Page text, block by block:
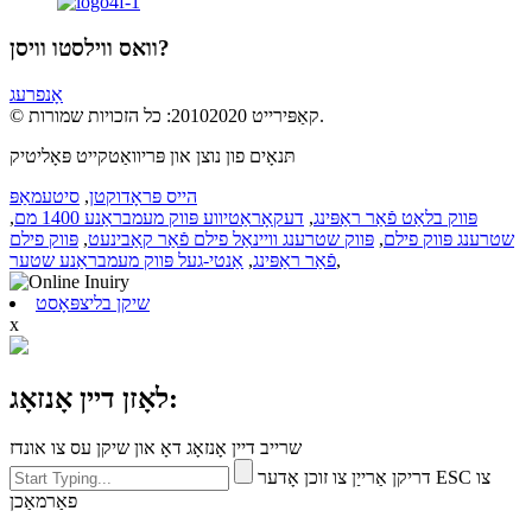
וואס ווילסטו וויסן?
אָנפרעג
© קאַפּירייט 20102020: כל הזכויות שמורות.
תּנאָים פון נוצן און פּריוואַטקייט פּאָליטיק
הייס פּראָדוקטן, סיטעמאַפּ
פּווק בלאַט פֿאַר ראַפּינג, דעקאָראַטיווע פּווק מעמבראַנע 1400 מם
,
שטרענג פּווק פילם, פּווק שטרענג וויינאַל פילם פֿאַר קאַבינעט, פּווק פילם
פֿאַר ראַפּינג, אַנטי-געל פּווק מעמבראַנע שטער ,
שיקן בליצפּאָסט
x
לאָזן דיין אָנזאָג:
שרייב דיין אָנזאָג דאָ און שיקן עס צו אונדז
דריקן אַרייַן צו זוכן אָדער ESC צו
פאַרמאַכן